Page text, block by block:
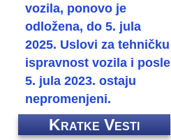
vozila, ponovo je
odložena, do 5. jula
2025. Uslovi za tehničku
ispravnost vozila i posle
5. jula 2023. ostaju
nepromenjeni.
Kratke Vesti